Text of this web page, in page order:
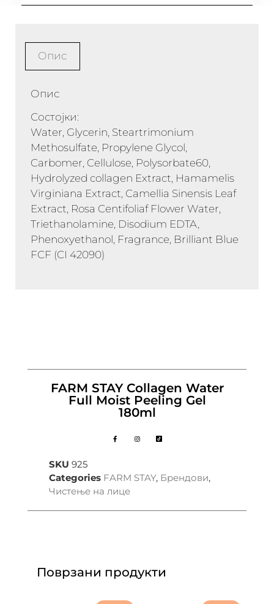
Опис
Опис
Состојки:
Water, Glycerin, Steartrimonium
Methosulfate, Propylene Glycol,
Carbomer, Cellulose, Polysorbate60,
Hydrolyzed collagen Extract, Hamamelis
Virginiana Extract, Camellia Sinensis Leaf
Extract, Rosa Centifoliaf Flower Water,
Triethanolamine, Disodium EDTA,
Phenoxyethanol, Fragrance, Brilliant Blue
FCF (CI 42090)
FARM STAY Collagen Water
Full Moist Peeling Gel
180ml
SKU 925
Categories FARM STAY, Брендови,
Чистење на лице
Поврзани продукти